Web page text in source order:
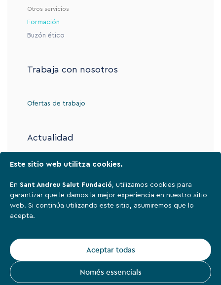
Este sitio web utilitza cookies.
En Sant Andreu Salut Fundació, utilizamos cookies para
garantizar que le damos la mejor experiencia en nuestro sitio
web. Si continúa utilizando este sitio, asumiremos que lo
acepta.
Aceptar todas
Només essencials
Otros servicios
Formación
Buzón ético
Trabaja con nosotros
Ofertas de trabajo
Actualidad
Aviso legal
Sant Andreu Salut Fundació, 2026
Instagram
FacebookLinkedinYoutube